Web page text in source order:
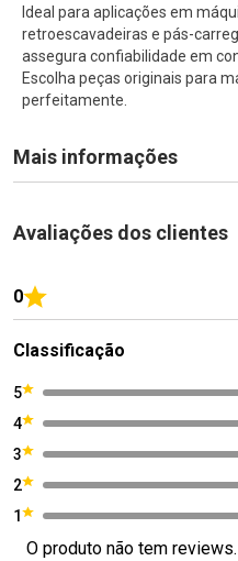
Ideal para aplicações em
retroescavadeiras e pás-
assegura confiabilidade em
Escolha peças originais para
perfeitamente.
Mais informações
Avaliações dos clientes
0
Classificação
5
4
3
2
1
O produto não tem reviews.